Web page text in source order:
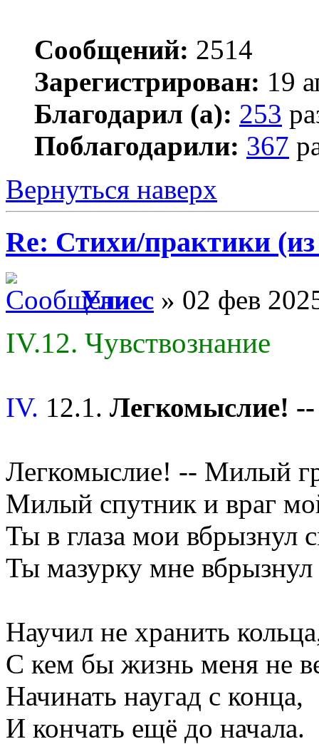
Сообщений: 2514
Зарегистрирован: 19
Благодарил (а): 253
Поблагодарили: 367
Вернуться наверх
Re: Стихи/практики
Улисс » 02 фев
IV.12. Чувствознание
IV. 12.1. Легкомыслие!
Легкомыслие! -- Милый
Милый спутник и враг
Ты в глаза мои вбрызнул
Ты мазурку мне
Научил не хранить
С кем бы жизнь меня не
Начинать наугад с конца,
И кончать ещё до начала.